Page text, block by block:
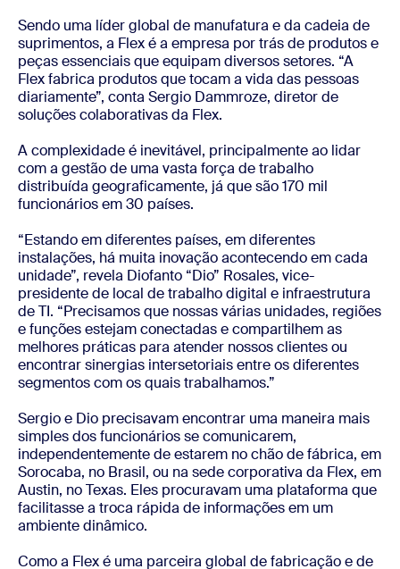
Sendo uma líder global de manufatura e da cadeia de
suprimentos, a Flex é a empresa por trás de produtos e
peças essenciais que equipam diversos setores. “A
Flex fabrica produtos que tocam a vida das pessoas
diariamente”, conta Sergio Dammroze, diretor de
soluções colaborativas da Flex.
A complexidade é inevitável, principalmente ao lidar
com a gestão de uma vasta força de trabalho
distribuída geograficamente, já que são 170 mil
funcionários em 30 países.
“Estando em diferentes países, em diferentes
instalações, há muita inovação acontecendo em cada
unidade”, revela Diofanto “Dio” Rosales, vice-
presidente de local de trabalho digital e infraestrutura
de TI. “Precisamos que nossas várias unidades, regiões
e funções estejam conectadas e compartilhem as
melhores práticas para atender nossos clientes ou
encontrar sinergias intersetoriais entre os diferentes
segmentos com os quais trabalhamos.”
Sergio e Dio precisavam encontrar uma maneira mais
simples dos funcionários se comunicarem,
independentemente de estarem no chão de fábrica, em
Sorocaba, no Brasil, ou na sede corporativa da Flex, em
Austin, no Texas. Eles procuravam uma plataforma que
facilitasse a troca rápida de informações em um
ambiente dinâmico.
Como a Flex é uma parceira global de fabricação e de